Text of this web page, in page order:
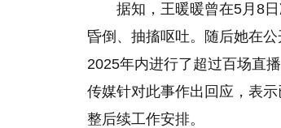
据知，王暖暖曾在5月8
昏倒、抽搐呕吐。随后她在
2025年内进行了超过百场直
传媒针对此事作出回应，表
整后续工作安排。